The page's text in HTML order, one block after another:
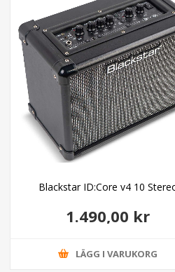
Blackstar ID:Core v4 10
1.490,00 kr
LÄGG I VARUKORG